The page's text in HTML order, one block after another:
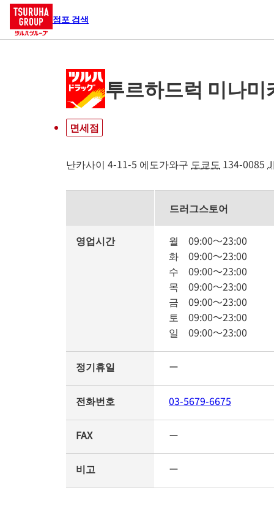
점포 검색
투르하드럭 미나미
면세점
난카사이 4-11-5 에도가와구 도쿄도 134-0085
드러그스토어
영업시간 월 09:00～23:00
화 09:00～23:00
수 09:00～23:00
목 09:00～23:00
금 09:00～23:00
토 09:00～23:00
일 09:00～23:00
정기휴일 ー
전화번호 03-5679-6675
FAX ー
비고 ー